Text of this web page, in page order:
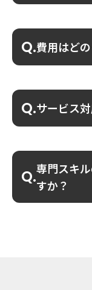
費用はど
サービス
専門スキ
すか？